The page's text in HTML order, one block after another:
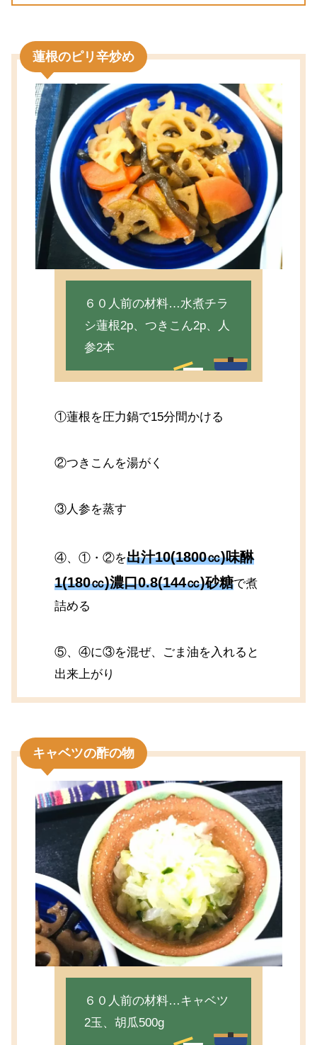
蓮根のピリ辛炒め
６０人前の材料…水煮チラ
シ蓮根2p、つきこん2p、人
参2本
①蓮根を圧力鍋で15分間かける
②つきこんを湯がく
③人参を蒸す
④、①・②を出汁10(1800㏄)味醂
1(180㏄)濃口0.8(144㏄)砂糖で煮
詰める
⑤、④に③を混ぜ、ごま油を入れると
出来上がり
キャベツの酢の物
６０人前の材料…キャベツ
2玉、胡瓜500g